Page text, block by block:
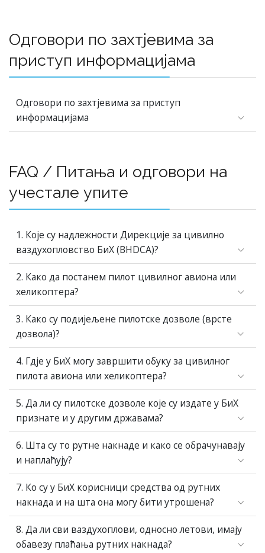
Одговори по захтјевима за
приступ информацијама
Одговори по захтјевима за приступ
информацијама
FAQ / Питања и одговори на
учестале упите
1. Које су надлежности Дирекције за цивилно
ваздухопловство БиХ (BHDCA)?
2. Како да постанем пилот цивилног авиона или
хеликоптера?
3. Како су подијељене пилотске дозволе (врсте
дозвола)?
4. Гдје у БиХ могу завршити обуку за цивилног
пилота авиона или хеликоптера?
5. Да ли су пилотске дозволе које су издате у БиХ
признате и у другим државама?
6. Шта су то рутне накнаде и како се обрачунавају
и наплаћују?
7. Ко су у БиХ корисници средства од рутних
накнада и на шта она могу бити утрошена?
8. Да ли сви ваздухоплови, односно летови, имају
обавезу плаћања рутних накнада?